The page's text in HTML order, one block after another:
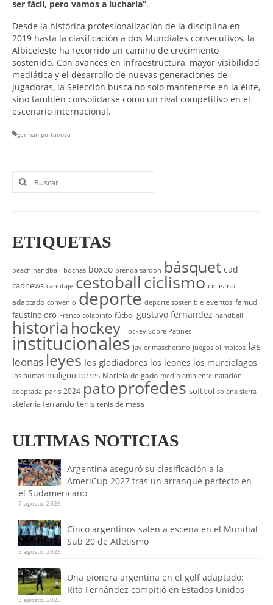
ser fácil, pero vamos a lucharla”.
Desde la histórica profesionalización de la disciplina en
2019 hasta la clasificación a dos Mundiales consecutivos, la
Albiceleste ha recorrido un camino de crecimiento
sostenido. Con avances en infraestructura, mayor visibilidad
mediática y el desarrollo de nuevas generaciones de
jugadoras, la Selección busca no solo mantenerse en la élite,
sino también consolidarse como un rival competitivo en el
escenario internacional.
german portanova
Buscar
por:
ETIQUETAS
beach handball bochas boxeo brenda sardon básquet cad
cadnews canotaje cestoballciclismo ciclismo
adaptado convenio deporte deporte sostenible eventos famud
faustino oro Franco colapinto fútbol gustavo fernandez handball
historia hockey Hockey Sobre Patines
institucionales javier mascherano juegos olímpicos las
leonas leyes los gladiadores los leones los murcielagos
los pumas maligno torres Mariela delgado medio ambiente natacion
adaptada paris 2024 pato profedes softbol solana sierra
stefania ferrando tenis tenis de mesa
ULTIMAS NOTICIAS
Argentina aseguró su clasificación a la
AmeriCup 2027 tras un arranque perfecto en
el Sudamericano
7 agosto, 2026
Cinco argentinos salen a escena en el Mundial
Sub 20 de Atletismo
5 agosto, 2026
Una pionera argentina en el golf adaptado:
Rita Fernández compitió en Estados Unidos
3 agosto, 2026